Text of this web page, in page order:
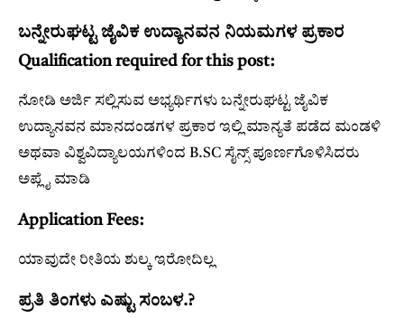
ಬನ್ನೇರುಘಟ್ಟ ಜೈವಿಕ ಉದ್ಯಾನವನ ನಿಯಮಗಳ ಪ್ರಕಾರ
Qualification required for this post:
ನೋಡಿ ಅರ್ಜಿ ಸಲ್ಲಿಸುವ ಅಭ್ಯರ್ಥಿಗಳು ಬನ್ನೇರುಘಟ್ಟ ಜೈವಿಕ
ಉದ್ಯಾನವನ ಮಾನದಂಡಗಳ ಪ್ರಕಾರ ಇಲ್ಲಿ ಮಾನ್ಯತೆ ಪಡೆದ ಮಂಡಳಿ
ಅಥವಾ ವಿಶ್ವವಿದ್ಯಾಲಯಗಳಿಂದ B.SC ಸೈನ್ಸ್ ಪೂರ್ಣಗೊಳಿಸಿದರು
ಅಪ್ಲೈ ಮಾಡಿ
Application Fees:
ಯಾವುದೇ ರೀತಿಯ ಶುಲ್ಕ ಇರೋದಿಲ್ಲ
ಪ್ರತಿ ತಿಂಗಳು ಎಷ್ಟು ಸಂಬಳ.?